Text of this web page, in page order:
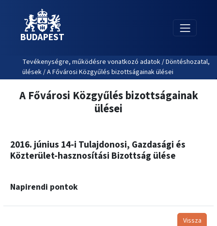
BUDAPEST
Tevékenységre, működésre vonatkozó adatok / Döntéshozatal,
ülések / A Fővárosi Közgyűlés bizottságainak ülései
A Fővárosi Közgyűlés bizottságainak
ülései
2016. június 14-i Tulajdonosi, Gazdasági és
Közterület-hasznosítási Bizottság ülése
Napirendi pontok
Vissza